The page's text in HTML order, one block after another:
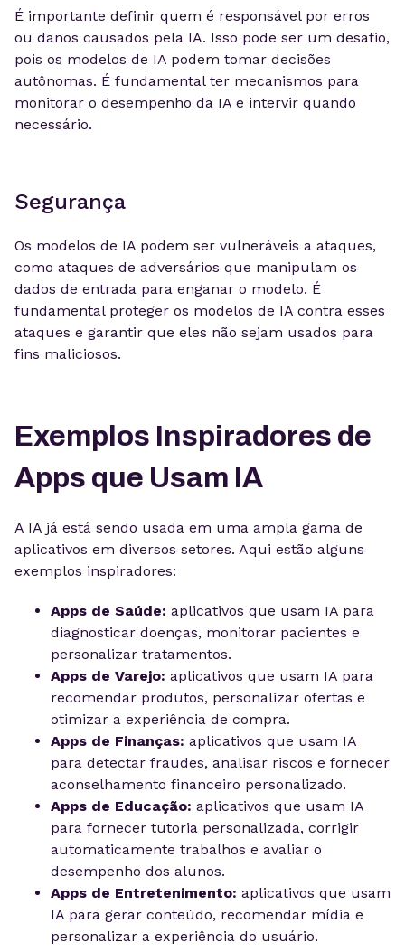
É importante definir quem é responsável por erros
ou danos causados pela IA. Isso pode ser um desafio,
pois os modelos de IA podem tomar decisões
autônomas. É fundamental ter mecanismos para
monitorar o desempenho da IA e intervir quando
necessário.
Segurança
Os modelos de IA podem ser vulneráveis a ataques,
como ataques de adversários que manipulam os
dados de entrada para enganar o modelo. É
fundamental proteger os modelos de IA contra esses
ataques e garantir que eles não sejam usados para
fins maliciosos.
Exemplos Inspiradores de
Apps que Usam IA
A IA já está sendo usada em uma ampla gama de
aplicativos em diversos setores. Aqui estão alguns
exemplos inspiradores:
Apps de Saúde: aplicativos que usam IA para
diagnosticar doenças, monitorar pacientes e
personalizar tratamentos.
Apps de Varejo: aplicativos que usam IA para
recomendar produtos, personalizar ofertas e
otimizar a experiência de compra.
Apps de Finanças: aplicativos que usam IA
para detectar fraudes, analisar riscos e fornecer
aconselhamento financeiro personalizado.
Apps de Educação: aplicativos que usam IA
para fornecer tutoria personalizada, corrigir
automaticamente trabalhos e avaliar o
desempenho dos alunos.
Apps de Entretenimento: aplicativos que usam
IA para gerar conteúdo, recomendar mídia e
personalizar a experiência do usuário.